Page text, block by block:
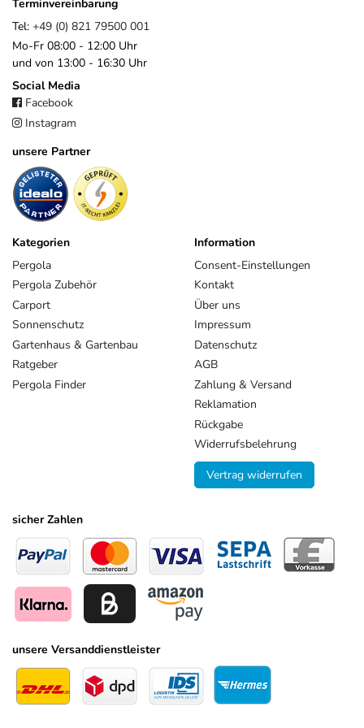
+31 76 572 0878
Terminvereinbarung
Tel: +49 (0) 821 79500 001
Mo-Fr 08:00 - 12:00 Uhr
und von 13:00 - 16:30 Uhr
Social Media
Facebook
Instagram
unsere Partner
Kategorien
Pergola
Pergola Zubehör
Carport
Sonnenschutz
Gartenhaus & Gartenbau
Ratgeber
Pergola Finder
Information
Consent-Einstellungen
Kontakt
Über uns
Impressum
Datenschutz
AGB
Zahlung & Versand
Reklamation
Rückgabe
Widerrufsbelehrung
Vertrag widerrufen
sicher Zahlen
unsere Versanddienstleister